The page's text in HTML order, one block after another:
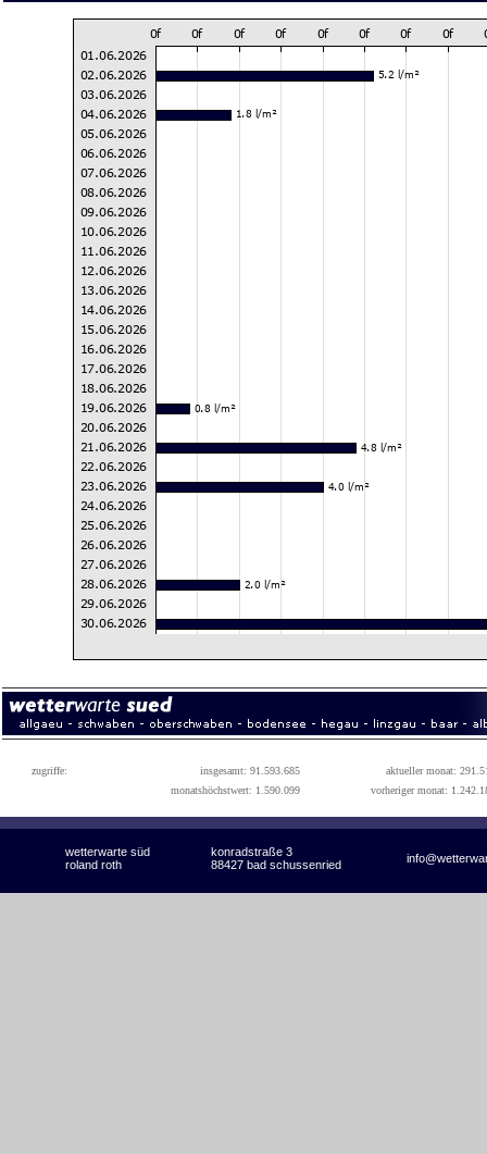
zugriffe: insgesamt: 91.593.685
aktueller monat:
monatshöchstwert: 1.590.099
vorheriger monat:
wetterwarte süd konradstraße 3
roland roth 88427 bad schussenried